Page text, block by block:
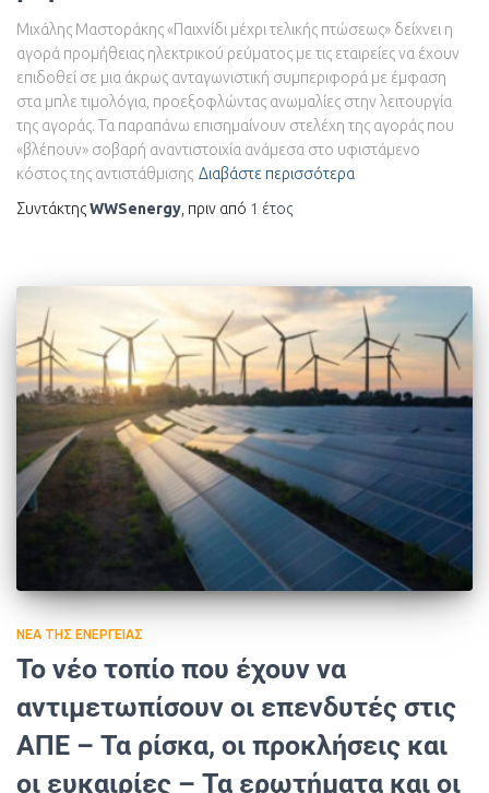
Μιχάλης Μαστοράκης «Παιχνίδι μέχρι τελικής πτώσεως» δείχνει η
αγορά προμήθειας ηλεκτρικού ρεύματος με τις εταιρείες να έχουν
επιδοθεί σε μια άκρως ανταγωνιστική συμπεριφορά με έμφαση
στα μπλε τιμολόγια, προεξοφλώντας ανωμαλίες στην λειτουργία
της αγοράς. Τα παραπάνω επισημαίνουν στελέχη της αγοράς που
«βλέπουν» σοβαρή αναντιστοιχία ανάμεσα στο υφιστάμενο
κόστος της αντιστάθμισης Διαβάστε περισσότερα
ΣυντάκτηςWWSenergy , πριν από 1 έτος
ΝΈΑ ΤΗΣ ΕΝΈΡΓΕΙΑΣ
Το νέο τοπίο που έχουν να
αντιμετωπίσουν οι επενδυτές στις
ΑΠΕ – Τα ρίσκα, οι προκλήσεις και
οι ευκαιρίες – Τα ερωτήματα και οι